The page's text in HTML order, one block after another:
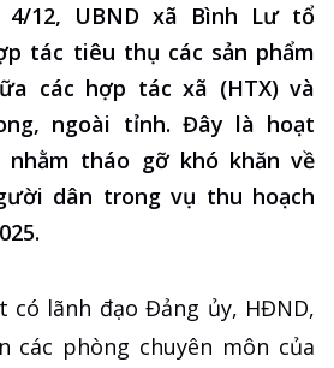
4/12, UBND xã Bình Lư tổ
tác tiêu thụ các sản phẩm
các hợp tác xã (HTX) và
ngoài tỉnh. Đây là hoạt
nhằm tháo gỡ khó khăn về
dân trong vụ thu hoạch
có lãnh đạo Đảng ủy, HĐND,
các phòng chuyên môn của